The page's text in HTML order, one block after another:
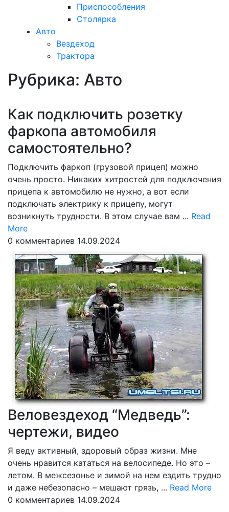
Приспособления
Столярка
Авто
Вездеход
Трактора
Закрыть
меню
Рубрика: Авто
Как подключить розетку
фаркопа автомобиля
самостоятельно?
Подключить фаркоп (грузовой прицеп) можно
очень просто. Никаких хитростей для подключения
прицепа к автомобилю не нужно, а вот если
подключать электрику к прицепу, могут
возникнуть трудности. В этом случае вам ... Read
MoreRead
More
0 комментариев 14.09.2024
Веловездеход “Медведь”:
чертежи, видео
Я веду активный, здоровый образ жизни. Мне
очень нравится кататься на велосипеде. Но это –
летом. В межсезонье и зимой на нем ездить трудно
и даже небезопасно – мешают грязь, ... Read More
0 комментариев 14.09.2024